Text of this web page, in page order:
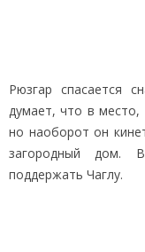
Рюзгар спасается
думает, что в место,
но наоборот он
загородный дом.
поддержать Чаглу.